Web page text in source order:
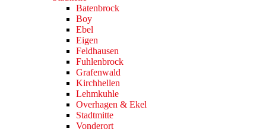
Batenbrock
Boy
Ebel
Eigen
Feldhausen
Fuhlenbrock
Grafenwald
Kirchhellen
Lehmkuhle
Overhagen & Ekel
Stadtmitte
Vonderort